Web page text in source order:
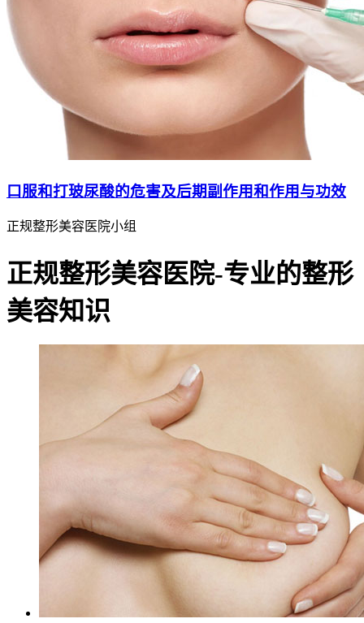
口服和打玻尿酸的危害及后期副作用和作用与功效
正规整形美容医院小组
正规整形美容医院-专业的整形
美容知识